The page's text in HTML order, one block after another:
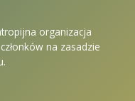
organizacja
na zasadzie